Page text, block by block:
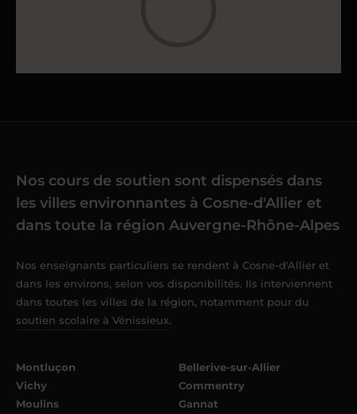
Nos cours de soutien sont dispensés dans
les villes environnantes à Cosne-d'Allier et
dans toute la région Auvergne-Rhône-Alpes
Nos enseignants particuliers se rendent à Cosne-d'Allier et
dans les environs, selon vos disponibilités. Ils interviennent
dans toutes les villes de la région, notamment pour du
soutien scolaire à Vénissieux.
Montluçon
Vichy
Moulins
Bellerive-sur-Allier
Commentry
Gannat